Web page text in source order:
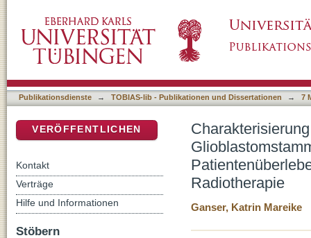
Patientenüberleben und zur Stratifizierung
Publikationsdienste → TOBIAS-lib - Publikationen und Dissertationen → 7
Radiotherapie
Ganser, Katrin Mareike
VERÖFFENTLICHEN
Kontakt
Verträge
Hilfe und Informationen
Stöbern